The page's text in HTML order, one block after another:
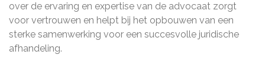
over de ervaring en expertise van de advocaat zorgt
voor vertrouwen en helpt bij het opbouwen van een
sterke samenwerking voor een succesvolle juridische
afhandeling.